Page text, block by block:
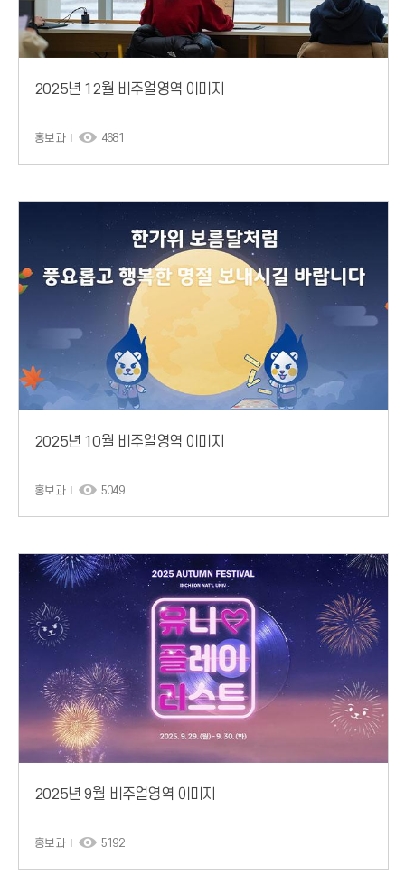
2025년 12월 비주얼영역 이미지
홍보과 4681
2025년 10월 비주얼영역 이미지
홍보과 5049
2025년 9월 비주얼영역 이미지
홍보과 5192